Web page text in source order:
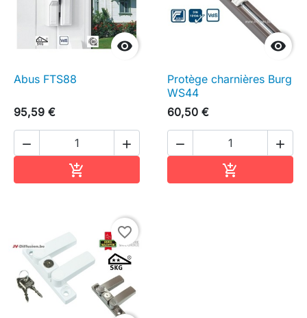

Abus FTS88
95,59 €
 


Protège charnières Burg
WS44
60,50 €
 

favorite_border